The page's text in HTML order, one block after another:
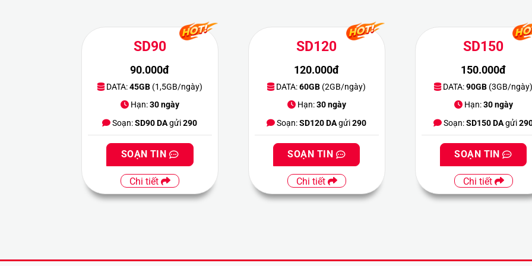
SD90
90.000đ
DATA:45GB(1,5GB/ngày)
Hạn:30 ngày
Soạn:SD90 DAgửi290
SOẠN TIN
Chi tiết
SD120
120.000đ
DATA:60GB (2GB/ngày)
Hạn:30 ngày
Soạn:SD120 DAgửi290
SOẠN TIN
Chi tiết
SD150
150.000đ
DATA:90GB (3GB/
Hạn:30 ngày
Soạn:SD150 DAgửi
SOẠN TIN
Chi tiết